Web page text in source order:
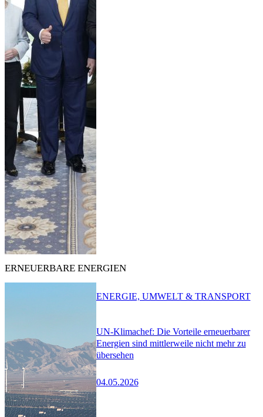
ERNEUERBARE ENERGIEN
UN-Klimachef: Die Vorteile erneuerbarer
Energien sind mittlerweile nicht mehr zu
übersehen
04.05.2026
ENERGIE, UMWELT & TRANSPORT